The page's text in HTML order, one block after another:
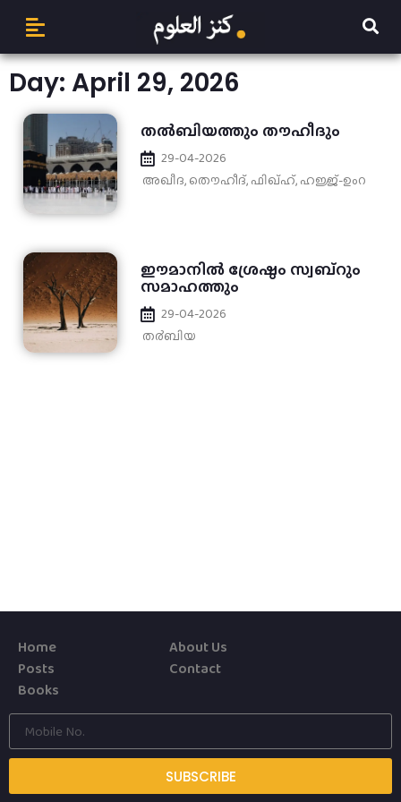
Day: April 29, 2026
തൽബിയത്തും തൗഹീദും
29-04-2026
അഖീദ, തൌഹീദ്, ഫിഖ്ഹ്, ഹജ്ജ്-ഉംറ
ഈമാനിൽ ശ്രേഷ്ഠം സ്വബ്റും
സമാഹത്തും
29-04-2026
ത൪ബിയ
Home
Posts
Books
About Us
Contact
SUBSCRIBE